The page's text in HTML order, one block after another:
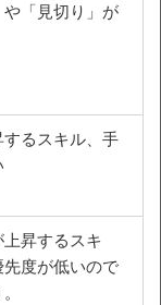
「見切り」が
るスキル、手
昇するスキ
度が低いので